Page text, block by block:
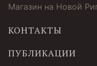
Магазин на Новой
КОНТАКТЫ
ПУБЛИКАЦИИ